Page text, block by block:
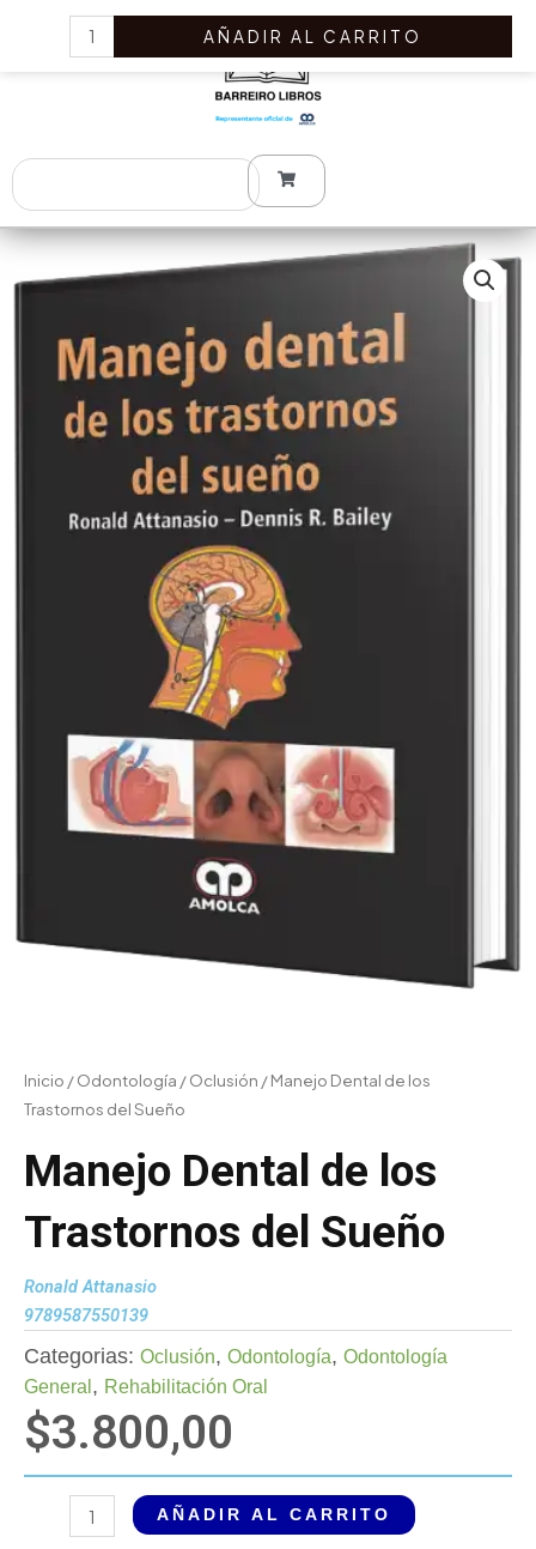
Search
Inicio /Odontología /Oclusión / Manejo Dental de los
Trastornos del Sueño
Manejo Dental de los
Trastornos del Sueño
Ronald Attanasio
9789587550139
Categorias: Oclusión, Odontología, Odontología
General , Rehabilitación Oral
$3.800,00
Dental
AÑADIR AL CARRITO
Manejo
del
cantidad
AÑADIR AL CARRITO